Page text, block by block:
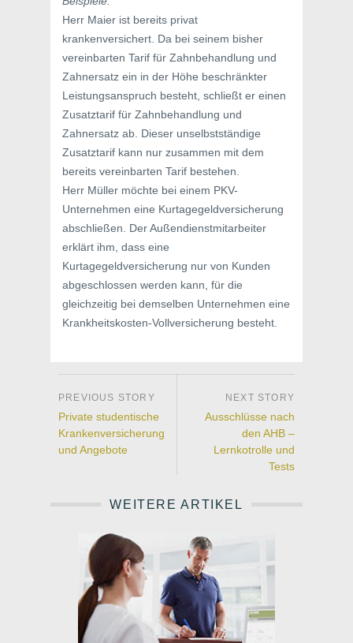
Herr Maier ist bereits privat
krankenversichert. Da bei seinem bisher
vereinbarten Tarif für Zahnbehandlung und
Zahnersatz ein in der Höhe beschränkter
Leistungsanspruch besteht, schließt er einen
Zusatztarif für Zahnbehandlung und
Zahnersatz ab. Dieser unselbstständige
Zusatztarif kann nur zusammen mit dem
bereits vereinbarten Tarif bestehen.
Herr Müller möchte bei einem PKV-
Unternehmen eine Kurtagegeldversicherung
abschließen. Der Außendienstmitarbeiter
erklärt ihm, dass eine
Kurtagegeldversicherung nur von Kunden
abgeschlossen werden kann, für die
gleichzeitig bei demselben Unternehmen eine
Krankheitskosten-Vollversicherung besteht.
Private studentische
Krankenversicherung
und Angebote
Ausschlüsse nach
den AHB –
Lernkotrolle und
Tests
WEITERE ARTIKEL